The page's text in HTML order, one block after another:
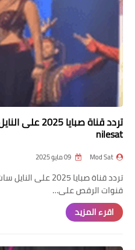
nilesat
Mod Sat
قنوات الرقص على…
اقرء المزيد